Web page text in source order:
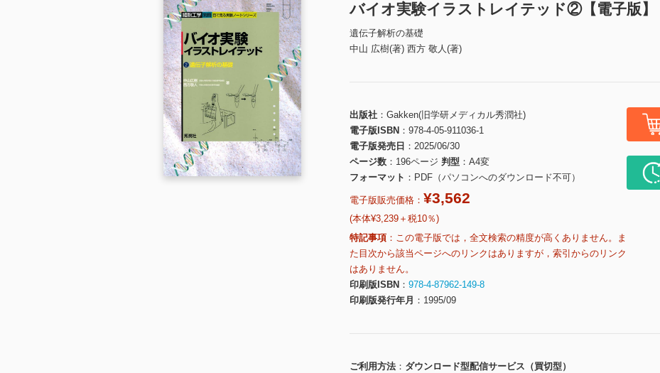
バイオ実験イラストレイテッド②【電子版】
遺伝子解析の基礎
中山 広樹(著) 西方 敬人(著)
出版社
Gakken(旧学研メディカル秀潤社)
電子版ISBN
978-4-05-911036-1
電子版発売日
2025/06/30
ページ数
196ページ 判型
A4変
フォーマット
PDF（パソコンへのダウンロード不可）
電子版販売価格： ¥3,562
(本体¥3,239＋税10％)
特記事項
この電子版では，全文検索の精度が高くありません。ま
た目次から該当ページへのリンクはありますが，索引からのリンク
はありません。
印刷版ISBN
978-4-87962-149-8
印刷版発行年月
1995/09
ご利用方法
ダウンロード型配信サービス（買切型）